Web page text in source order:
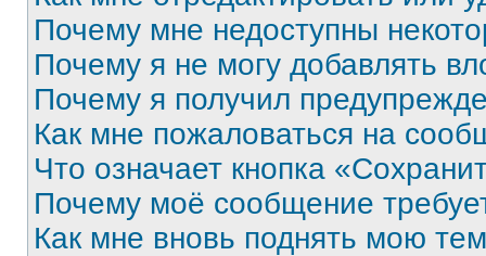
Почему мне недоступны
Почему я не могу добавлять
Почему я получил
Как мне пожаловаться на
Что означает кнопка
Почему моё сообщение
Как мне вновь поднять мою